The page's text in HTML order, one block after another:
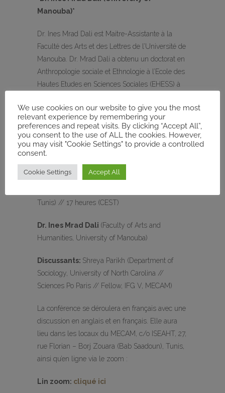
Manouba)*
Dr. Ines Mrad Dali est Maitre-Assistante à la
Faculté des Arts et des Lettres de l’Université de
Manouba. Dr. Mrad Dali a obtenu un doctorat en
Anthropologie sociale et Ethnologie à l’Ecole des
Hautes Etudes en Sciences Sociales (EHESS) à
communautés noires dans la société tunisienne,
de l’abolition de l’esclavage à nos jours.
Tunis) // 17 heures (CEST)
Dr. Ines Mrad Dali (Faculty of Arts and
Humanities, University of Manouba)
Discussants: Shreya Parikh (Department of
Sociology, University of North Carolina //
Sciences Po Paris // Fellow, IFG V, MECAM)
La conférence se déroulera en français avec une
discussion en anglais et en français. Elle aura
lieu dans les locaux du MECAM, c/o ISEAHT, 27,
rue Florian – Borj Zouara (Bab Saadoun), Tunis,
ainsi qu’en ligne via le zoom :
Lin zoom: cliqué ici
We use cookies on our website to give you the most
relevant experience by remembering your
preferences and repeat visits. By clicking “Accept All”,
you consent to the use of ALL the cookies. However,
you may visit "Cookie Settings" to provide a controlled
consent.
Cookie Settings Accept All